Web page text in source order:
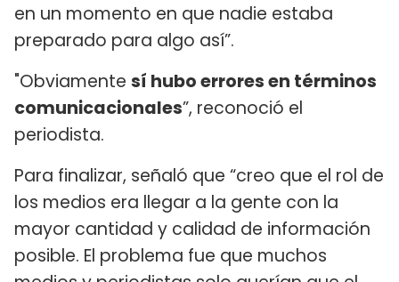
en un momento en que nadie estaba
preparado para algo así”.
"Obviamente sí hubo errores en términos
comunicacionales”, reconoció el
periodista.
Para finalizar, señaló que “creo que el rol de
los medios era llegar a la gente con la
mayor cantidad y calidad de información
posible. El problema fue que muchos